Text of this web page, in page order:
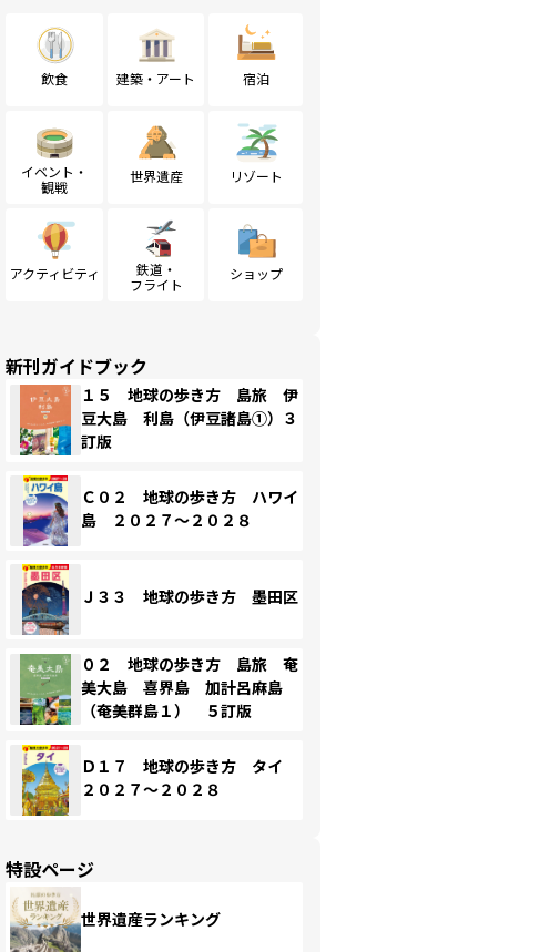
飲食 建築・アート 宿泊
イベント・
観戦
世界遺産 リゾート
アクティビティ
鉄道・
フライト
ショップ
新刊ガイドブック
１５ 地球の歩き方 島旅 伊
豆大島 利島（伊豆諸島①）３
訂版
Ｃ０２ 地球の歩き方 ハワイ
島 ２０２７～２０２８
Ｊ３３ 地球の歩き方 墨田区
０２ 地球の歩き方 島旅 奄
美大島 喜界島 加計呂麻島
（奄美群島１） ５訂版
Ｄ１７ 地球の歩き方 タイ
２０２７～２０２８
特設ページ
世界遺産ランキング